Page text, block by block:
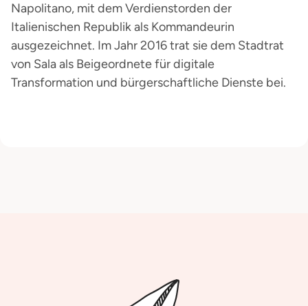
Napolitano, mit dem Verdienstorden der
Italienischen Republik als Kommandeurin
ausgezeichnet. Im Jahr 2016 trat sie dem Stadtrat
von Sala als Beigeordnete für digitale
Transformation und bürgerschaftliche Dienste bei.